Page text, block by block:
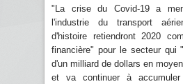
"La crise du Covid-19 a
l'industrie du transport
d'histoire retiendront 2020
financière" pour le secteur qui
d'un milliard de dollars en
et va continuer à